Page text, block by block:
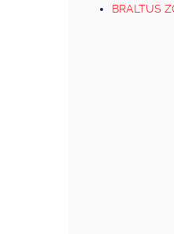
BRALTUS